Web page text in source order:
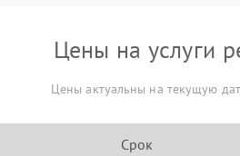
Цены на услуги
Цены актуальны на текущую
Срок